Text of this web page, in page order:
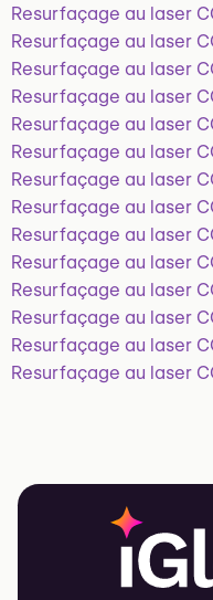
Resurfaçage au laser
Resurfaçage au laser
Resurfaçage au laser
Resurfaçage au laser
Resurfaçage au laser
Resurfaçage au laser
Resurfaçage au laser
Resurfaçage au laser
Resurfaçage au laser
Resurfaçage au laser
Resurfaçage au laser
Resurfaçage au laser
Resurfaçage au laser
Resurfaçage au laser